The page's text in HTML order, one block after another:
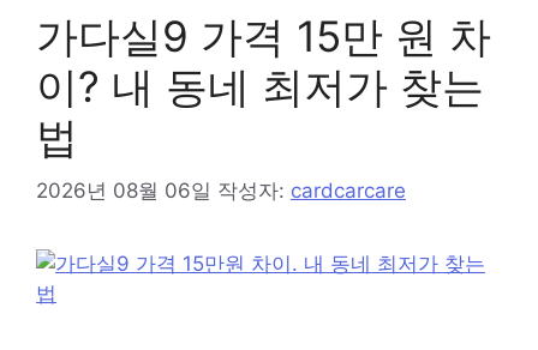
가다실9 가격 15만 원 차
이? 내 동네 최저가 찾는
법
2026년 08월 06일 작성자: cardcarcare